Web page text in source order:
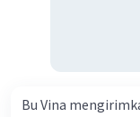
Bu Vina